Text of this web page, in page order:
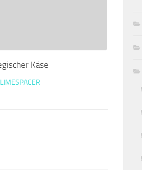
Käse
LIMESPACER